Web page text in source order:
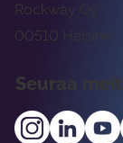
Rockway Oy
00510 Helsinki
Seuraa